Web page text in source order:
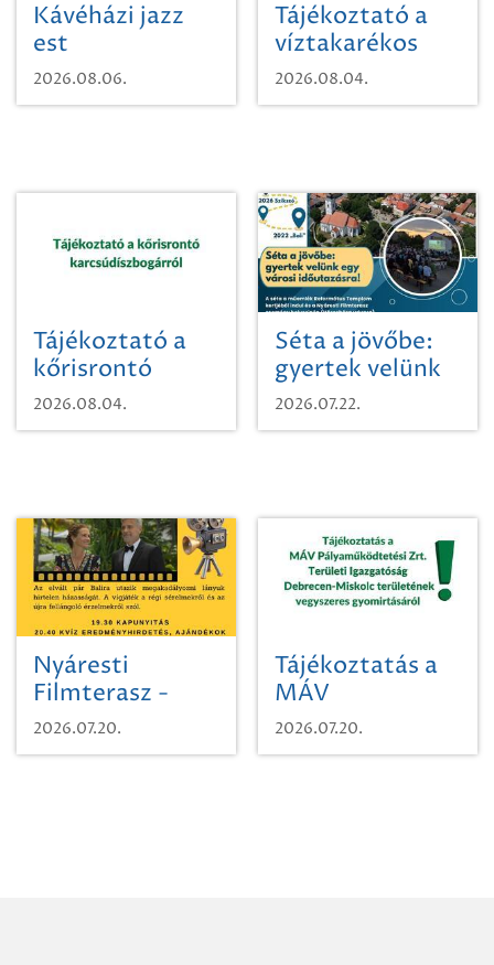
Kávéházi jazz
est
2026.08.06.
Tájékoztató a
víztakarékos
vízhasználatról
2026.08.04.
Tájékoztató a
kőrisrontó
karcsúdíszbogárról
2026.08.04.
Séta a jövőbe:
gyertek velünk
egy városi
időutazásra!
2026.07.22.
Nyáresti
Filmterasz -
Beugró a
Paradicsomba
2026.07.20.
Tájékoztatás a
MÁV
Pályaműködtetési
Zrt. Területi
2026.07.20.